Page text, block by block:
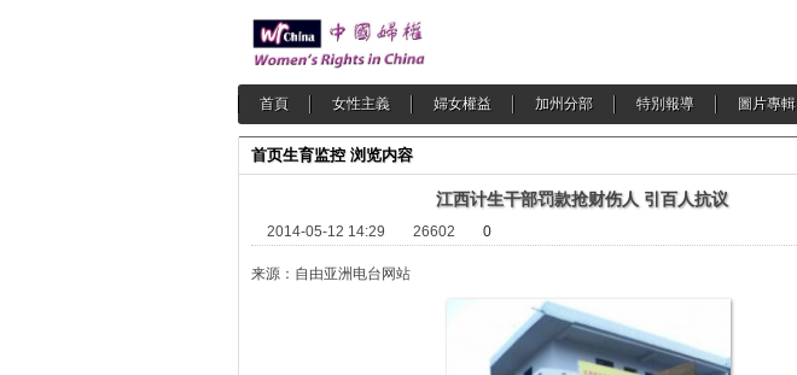
首頁 女性主義 婦女權益 加州分部 特別報導 圖片專輯
首页生育监控 浏览内容
江西计生干部罚款抢财伤人 引百人抗议
2014-05-12 14:29 26602 0
来源：自由亚洲电台网站